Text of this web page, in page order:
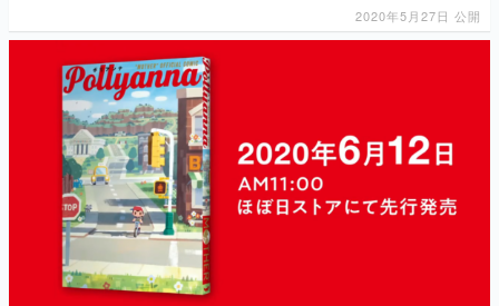
2020年5月27日 公開